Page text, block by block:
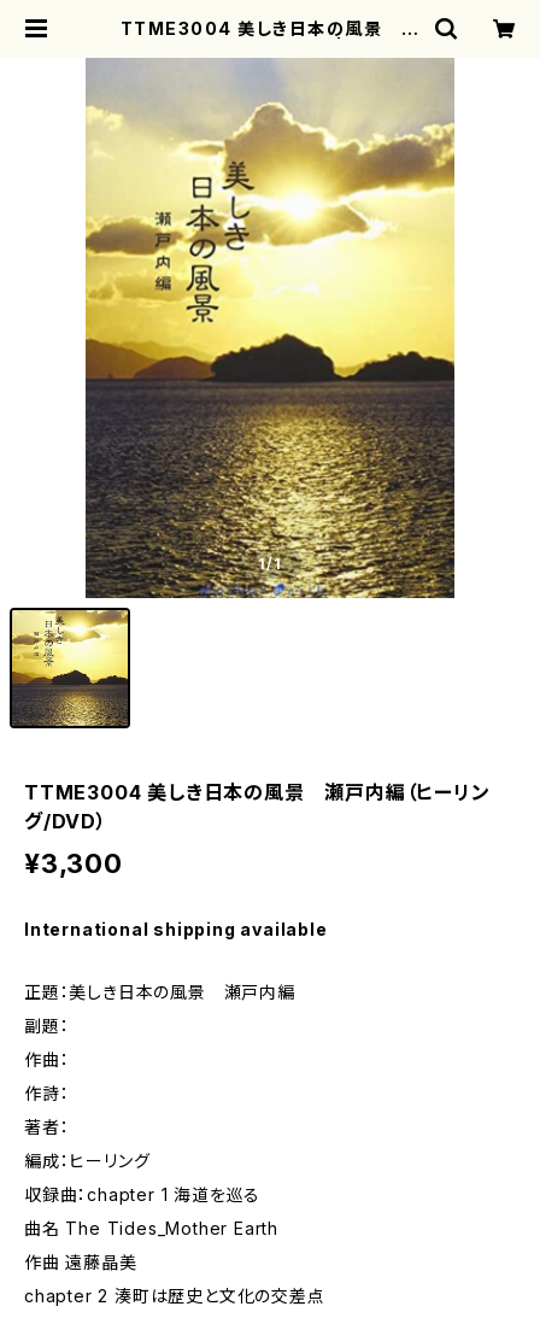
TTME3004 美しき日本の風景 瀬
1/1
TTME3004 美しき日本の風景 瀬戸内編（ヒーリン
グ/DVD）
¥3,300
International shipping available
正題：美しき日本の風景 瀬戸内編
副題：
作曲：
作詩：
著者：
編成：ヒーリング
収録曲：chapter 1 海道を巡る
曲名 The Tides_Mother Earth
作曲 遠藤晶美
chapter 2 湊町は歴史と文化の交差点